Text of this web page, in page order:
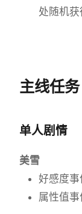
处随机获
主线任务
单人剧情
美雪
好感度事
属性值事